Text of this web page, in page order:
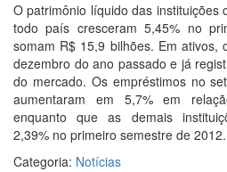
O patrimônio líquido das instituições
todo país cresceram 5,45% no
somam R$ 15,9 bilhões. Em ativos,
dezembro do ano passado e já
do mercado. Os empréstimos no
aumentaram em 5,7% em
enquanto que as demais
2,39% no primeiro semestre de 2012.
Categoria: Notícias